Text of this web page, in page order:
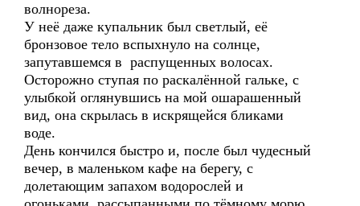
волнореза.
У неё даже купальник был светлый, её
бронзовое тело вспыхнуло на солнце,
запутавшемся в распущенных волосах.
Осторожно ступая по раскалённой гальке, с
улыбкой оглянувшись на мой ошарашенный
вид, она скрылась в искрящейся бликами
воде.
День кончился быстро и, после был чудесный
вечер, в маленьком кафе на берегу, с
долетающим запахом водорослей и